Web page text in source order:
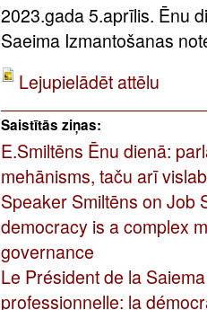
2023.gada 5.aprīlis. Ēnu
Saeima Izmantošanas
Lejupielādēt attēlu
Saistītās ziņas:
E.Smiltēns Ēnu dienā:
mehānisms, taču arī
Speaker Smiltēns on Job
democracy is a complex
governance
Le Président de la
professionnelle: la